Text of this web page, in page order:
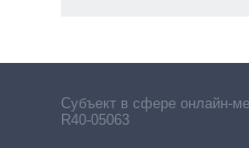
Субъект в сфере онлайн-
R40-05063